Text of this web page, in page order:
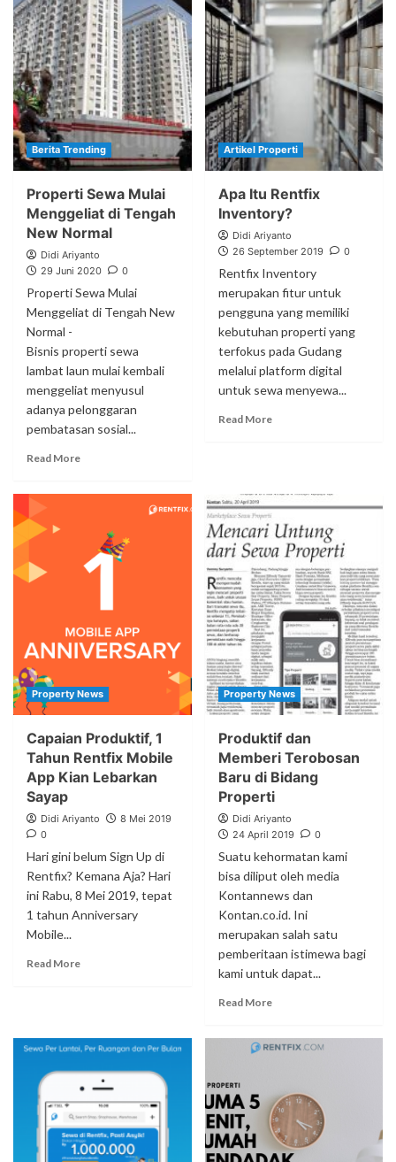
Berita Trending
Properti Sewa Mulai
Menggeliat di Tengah
New Normal
Didi Ariyanto
29 Juni 2020
0
Properti Sewa Mulai
Menggeliat di Tengah New
Normal -
Bisnis properti sewa
lambat laun mulai kembali
menggeliat menyusul
adanya pelonggaran
pembatasan sosial...
Read More
Artikel Properti
Apa Itu Rentfix
Inventory?
Didi Ariyanto
26 September 2019
0
Rentfix Inventory
merupakan fitur untuk
pengguna yang memiliki
kebutuhan properti yang
terfokus pada Gudang
melalui platform digital
untuk sewa menyewa...
Read More
Property News
Capaian Produktif, 1
Tahun Rentfix Mobile
App Kian Lebarkan
Sayap
Didi Ariyanto
8 Mei 2019
0
Hari gini belum Sign Up di
Rentfix? Kemana Aja? Hari
ini Rabu, 8 Mei 2019, tepat
1 tahun Anniversary
Mobile...
Read More
Property News
Produktif dan
Memberi Terobosan
Baru di Bidang
Properti
Didi Ariyanto
24 April 2019
0
Suatu kehormatan kami
bisa diliput oleh media
Kontannews dan
Kontan.co.id. Ini
merupakan salah satu
pemberitaan istimewa bagi
kami untuk dapat...
Read More